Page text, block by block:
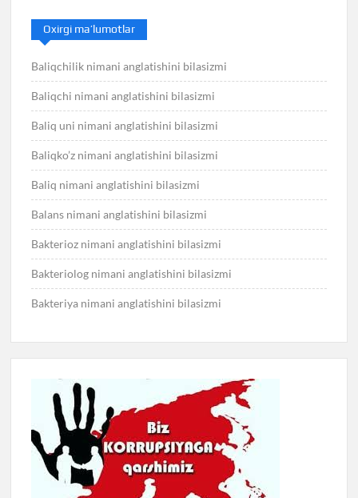
Oxirgi ma’lumotlar
Baliqchilik nimani anglatishini bilasizmi
Baliqchi nimani anglatishini bilasizmi
Baliq uni nimani anglatishini bilasizmi
Baliqko’z nimani anglatishini bilasizmi
Baliq nimani anglatishini bilasizmi
Balans nimani anglatishini bilasizmi
Bakterioz nimani anglatishini bilasizmi
Bakteriolog nimani anglatishini bilasizmi
Bakteriya nimani anglatishini bilasizmi